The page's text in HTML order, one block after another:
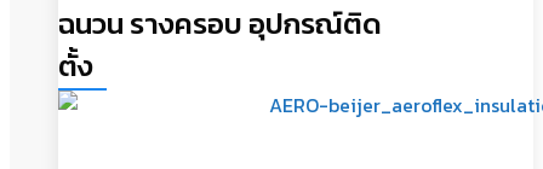
ฉนวน รางครอบ อุปกรณ์ติด
ตั้ง